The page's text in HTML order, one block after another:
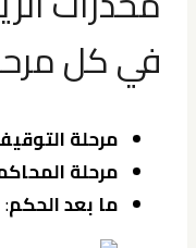
في كل
مرحلة
مرحلة
ما بعد الحكم